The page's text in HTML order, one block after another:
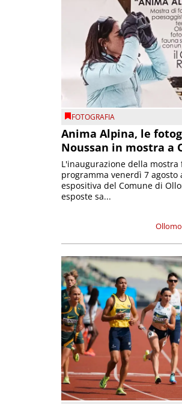
FOTOGRAFIA
Anima Alpina, le
Noussan in mostra a
L'inaugurazione della mostra
programma venerdì 7 agosto
espositiva del Comune di
esposte sa...